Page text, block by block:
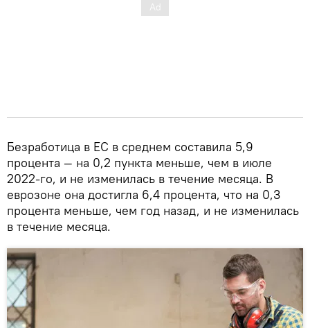
Безработица в ЕС в среднем составила 5,9
процента — на 0,2 пункта меньше, чем в июле
2022-го, и не изменилась в течение месяца. В
еврозоне она достигла 6,4 процента, что на 0,3
процента меньше, чем год назад, и не изменилась
в течение месяца.